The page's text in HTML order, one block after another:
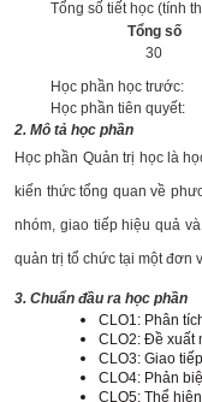
Tổng số tiết học (tính
Tổng số
30
Học phần học trước:
Học phần tiên quyết:
2. Mô tả học phần
Học phần Quản trị học là
kiến thức tổng quan về
nhóm, giao tiếp hiệu quả
quản trị tổ chức tại một đơn
3. Chuẩn đầu ra học phần
CLO1: Phân
CLO2: Đề xuất
CLO3: Giao
CLO4: Phản
CLO5: Thể